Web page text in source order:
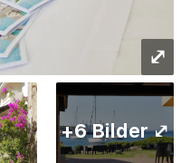
⤢
+6 Bilder ⤢